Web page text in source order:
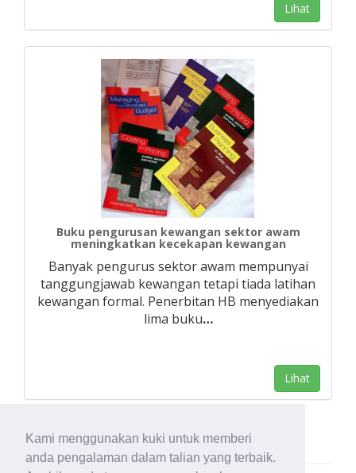
Kami menggunakan kuki untuk memberi
anda pengalaman dalam talian yang terbaik.
Lihat
Buku pengurusan kewangan sektor awam
meningkatkan kecekapan kewangan
Banyak pengurus sektor awam mempunyai
tanggungjawab kewangan tetapi tiada latihan
kewangan formal. Penerbitan HB menyediakan
lima buku…
Lihat